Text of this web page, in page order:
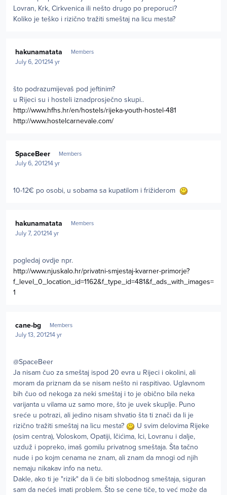
Lovran, Krk, Cirkvenica ili nešto drugo po preporuci?
Koliko je teško i rizično tražiti smeštaj na licu mesta?
hakunamatata Members
July 6, 201214 yr
što podrazumijevaš pod jeftinim?
u Rijeci su i hosteli iznadprosječno skupi..
http://www.hfhs.hr/en/hostels/rijeka-youth-hostel-481
http://www.hostelcarnevale.com/
SpaceBeer Members
July 6, 201214 yr
10-12€ po osobi, u sobama sa kupatilom i frižiderom
hakunamatata Members
July 7, 201214 yr
pogledaj ovdje npr.
http://www.njuskalo.hr/privatni-smjestaj-kvarner-primorje?
f_level_0_location_id=1162&f_type_id=481&f_ads_with_images=
1
cane-bg Members
July 13, 201214 yr
@SpaceBeer
Ja nisam čuo za smeštaj ispod 20 evra u Rijeci i okolini, ali
moram da priznam da se nisam nešto ni raspitivao. Uglavnom
bih čuo od nekoga za neki smeštaj i to je obično bila neka
varijanta u vilama uz samo more, što je uvek skuplje. Puno
sreće u potrazi, ali jedino nisam shvatio šta ti znači da li je
rizično tražiti smeštaj na licu mesta?
U svim delovima Rijeke
(osim centra), Voloskom, Opatiji, Ičićima, Ici, Lovranu i dalje,
uzduž i popreko, imaš gomilu privatnog smeštaja. Šta tačno
nude i po kojm cenama ne znam, ali znam da mnogi od njih
nemaju nikakav info na netu.
Dakle, ako ti je "rizik" da li će biti slobodnog smeštaja, siguran
sam da nećeš imati problem. Što se cene tiče, to već može da